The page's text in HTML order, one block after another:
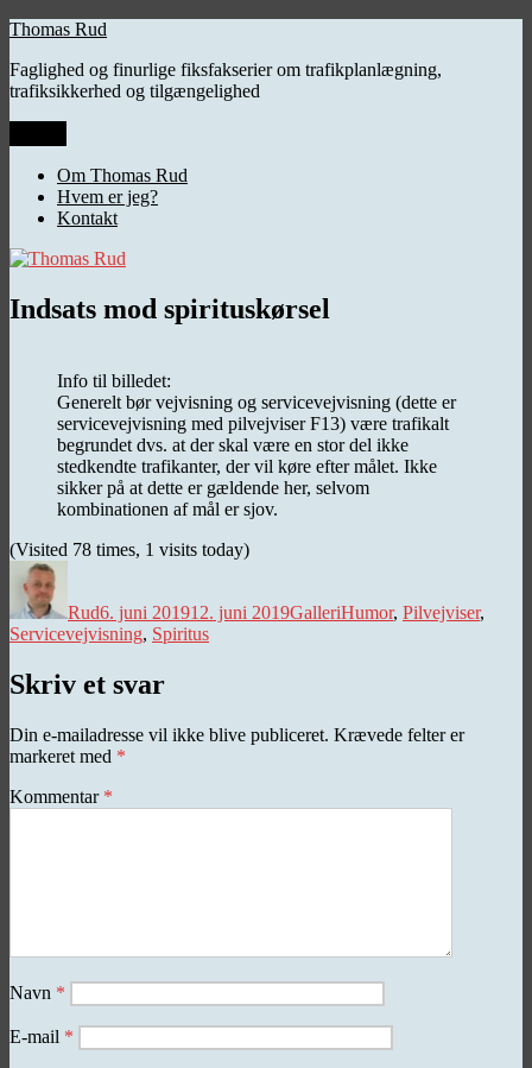
Videre
indhold
Thomas Rud
Faglighed og finurlige fiksfakserier om trafikplanlægning,
trafiksikkerhed og tilgængelighed
Om Thomas Rud
Hvem er jeg?
Kontakt
Indsats mod spirituskørsel
Info til billedet:
Generelt bør vejvisning og servicevejvisning (dette er
servicevejvisning med pilvejviser F13) være trafikalt
begrundet dvs. at der skal være en stor del ikke
stedkendte trafikanter, der vil køre efter målet. Ikke
sikker på at dette er gældende her, selvom
kombinationen af mål er sjov.
(Visited 78 times, 1 visits today)
Rud6. juni 201912. juni 2019GalleriHumor, Pilvejviser,
Servicevejvisning, Spiritus
Skriv et svar
Din e-mailadresse vil ikke blive publiceret. Krævede felter er
markeret med *
Kommentar *
Navn *
E-mail *